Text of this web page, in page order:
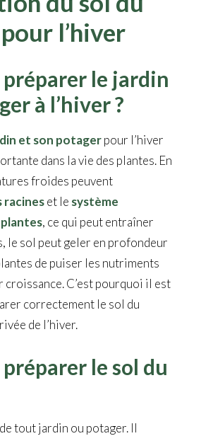
l’hiver
le jardin
à l’hiver ?
et son potagerpour l’hiver
dans la vie des plantes. En
froides peuvent
racineset le système
, ce qui peut entraîner
le sol peut geler en profondeur
de puiser les nutriments
croissance. C’est pourquoi il est
correctement le sol du
de l’hiver.
le sol du
tout jardin ou potager. Il